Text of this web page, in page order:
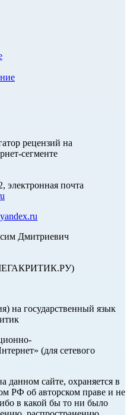
рецензий на
сегменте
электронная почта
Дмитриевич
на государственный язык
(для сетевого
данном сайте, охраняется в
РФ об авторском праве и не
в какой бы то ни было